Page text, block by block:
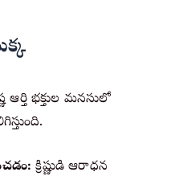
ఆర్తి భక్తుల మనసులో
క్రిష్ణుడి ఆరాధన